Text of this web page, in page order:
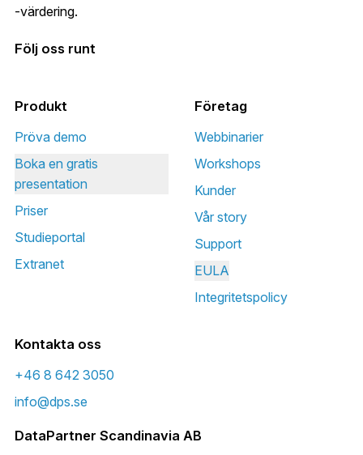
-värdering.
Följ oss runt
Produkt
Pröva demo
Boka en gratis
presentation
Priser
Studieportal
Extranet
Företag
Webbinarier
Workshops
Kunder
Vår story
Support
EULA
Integritetspolicy
Kontakta oss
+46 8 642 3050
info@dps.se
DataPartner Scandinavia AB